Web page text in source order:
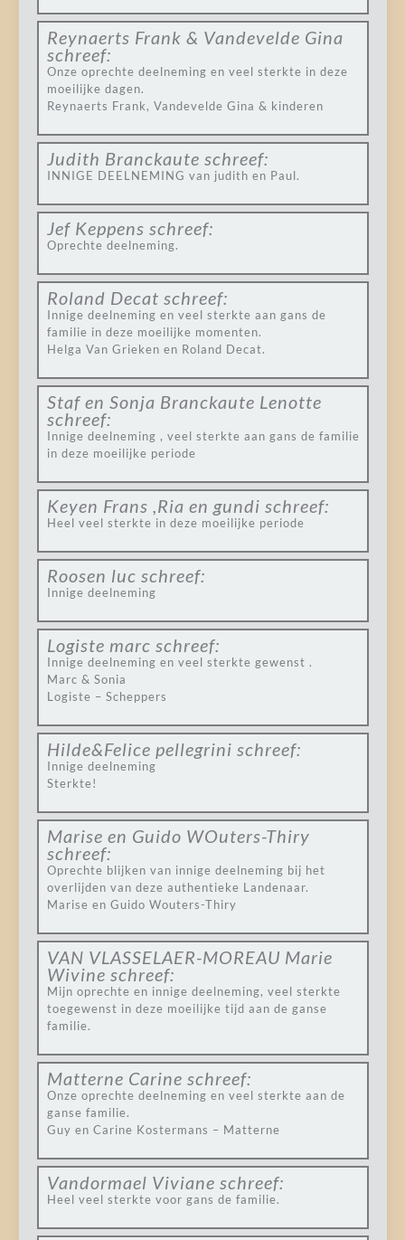
Reynaerts Frank & Vandevelde Gina
schreef:
Onze oprechte deelneming en veel sterkte in deze
moeilijke dagen.
Reynaerts Frank, Vandevelde Gina & kinderen
Judith Branckaute schreef:
INNIGE DEELNEMING van judith en Paul.
Jef Keppens schreef:
Oprechte deelneming.
Roland Decat schreef:
Innige deelneming en veel sterkte aan gans de
familie in deze moeilijke momenten.
Helga Van Grieken en Roland Decat.
Staf en Sonja Branckaute Lenotte
schreef:
Innige deelneming , veel sterkte aan gans de familie
in deze moeilijke periode
Keyen Frans ,Ria en gundi schreef:
Heel veel sterkte in deze moeilijke periode
Roosen luc schreef:
Innige deelneming
Logiste marc schreef:
Innige deelneming en veel sterkte gewenst .
Marc & Sonia
Logiste – Scheppers
Hilde&Felice pellegrini schreef:
Innige deelneming
Sterkte!
Marise en Guido WOuters-Thiry
schreef:
Oprechte blijken van innige deelneming bij het
overlijden van deze authentieke Landenaar.
Marise en Guido Wouters-Thiry
VAN VLASSELAER-MOREAU Marie
Wivine schreef:
Mijn oprechte en innige deelneming, veel sterkte
toegewenst in deze moeilijke tijd aan de ganse
familie.
Matterne Carine schreef:
Onze oprechte deelneming en veel sterkte aan de
ganse familie.
Guy en Carine Kostermans – Matterne
Vandormael Viviane schreef:
Heel veel sterkte voor gans de familie.